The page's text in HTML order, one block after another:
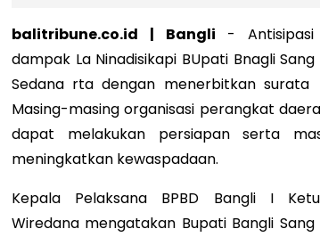
balitribune.co.id | Bangli -
dampak La Ninadisikapi BUpati Bnagli
Sedana rta dengan menerbitkan surata
Masing-masing organisasi perangkat
dapat melakukan persiapan serta
meningkatkan kewaspadaan.
Kepala Pelaksana BPBD Bangli I
Wiredana mengatakan Bupati Bangli Sang